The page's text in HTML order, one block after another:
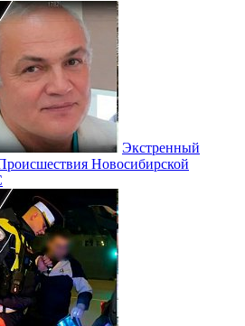
Экстренный
Новосибирской